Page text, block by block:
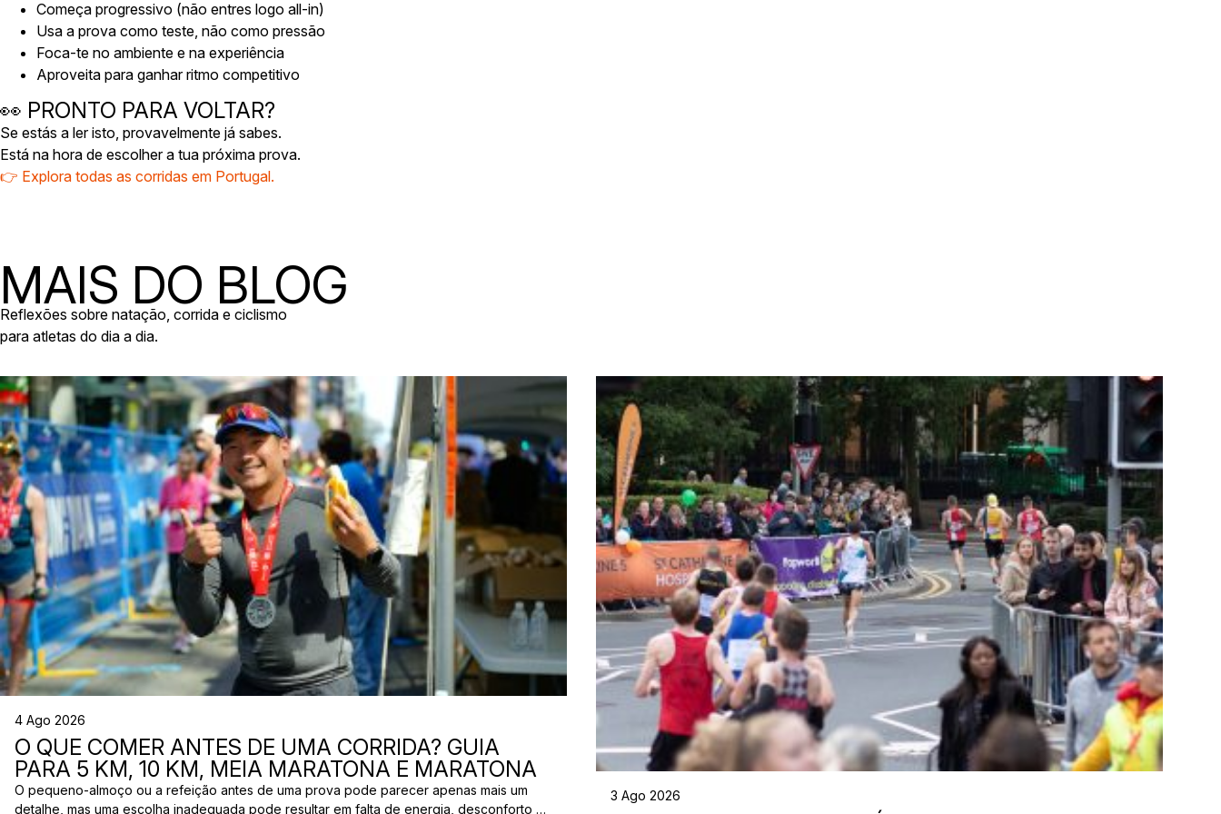
Começa progressivo (não entres logo all-in)
Usa a prova como teste, não como pressão
Foca-te no ambiente e na experiência
Aproveita para ganhar ritmo competitivo
👀 PRONTO PARA VOLTAR?
Se estás a ler isto, provavelmente já sabes.
Está na hora de escolher a tua próxima prova.
👉 Explora todas as corridas em Portugal.
MAIS DO BLOG
Reflexões sobre natação, corrida e ciclismo
para atletas do dia a dia.
4 Ago 2026
O QUE COMER ANTES DE UMA CORRIDA? GUIA
PARA 5 KM, 10 KM, MEIA MARATONA E MARATONA
O pequeno-almoço ou a refeição antes de uma prova pode parecer apenas mais um
detalhe, mas uma escolha inadequada pode resultar em falta de energia, desconforto no
3 Ago 2026